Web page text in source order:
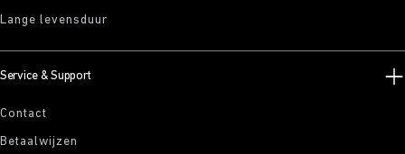
Lange levensduur
Service & Support
Contact
Betaalwijzen